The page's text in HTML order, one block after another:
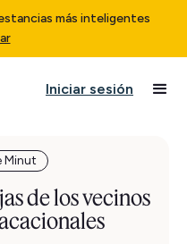
más inteligentes
Iniciar sesión
Minut
de los vecinos